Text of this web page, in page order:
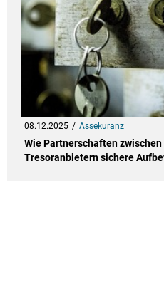
08.12.2025 Assekuranz
Wie Partnerschaften zwischen
Tresoranbietern sichere